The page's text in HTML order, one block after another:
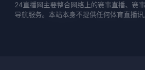
24直播网主要整合网络上的赛事直播、赛
导航服务。本站本身不提供任何体育直播